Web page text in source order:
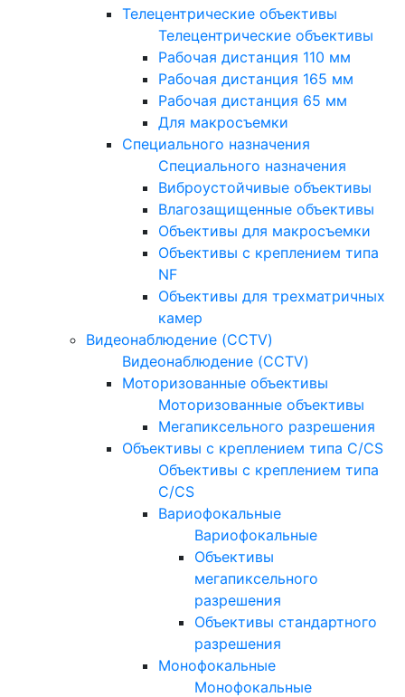
Телецентрические объективы
Телецентрические объективы
Рабочая дистанция 110 мм
Рабочая дистанция 165 мм
Рабочая дистанция 65 мм
Для макросъемки
Специального назначения
Специального назначения
Виброустойчивые объективы
Влагозащищенные объективы
Объективы для макросъемки
Объективы с креплением типа
NF
Объективы для трехматричных
камер
Видеонаблюдение (CCTV)
Видеонаблюдение (CCTV)
Моторизованные объективы
Моторизованные объективы
Мегапиксельного разрешения
Объективы с креплением типа C/CS
Объективы с креплением типа
C/CS
Вариофокальные
Вариофокальные
Объективы
мегапиксельного
разрешения
Объективы стандартного
разрешения
Монофокальные
Монофокальные